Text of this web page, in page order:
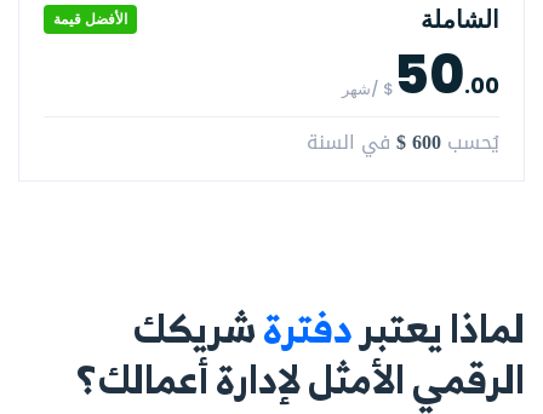
الشاملة الأفضل قيمة
50.00 $ /شهر
يُحسب $ 600 في السنة
لماذا يعتبردفترةشريكك
الرقمي الأمثل لإدارة أعمالك؟